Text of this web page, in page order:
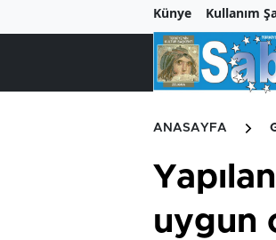
Künye Kullanım
ANASAYFA
uygun